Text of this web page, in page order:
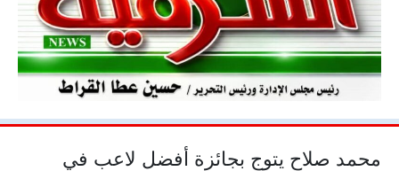
محمد صلاح يتوج بجائزة أفضل لاعب في